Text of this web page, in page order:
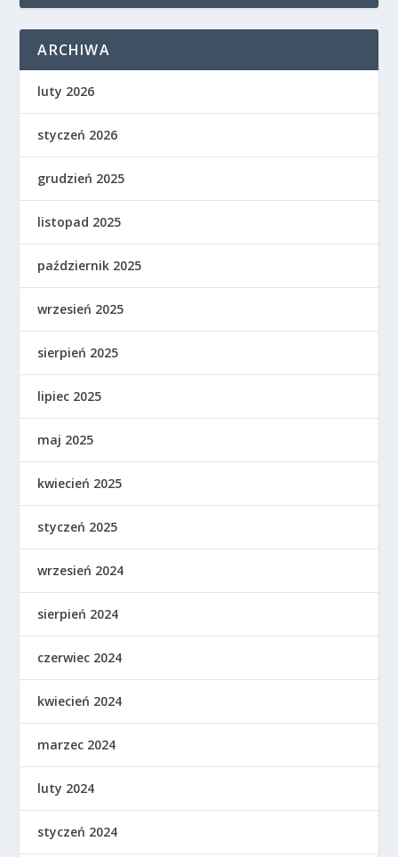
ARCHIWA
luty 2026
styczeń 2026
grudzień 2025
listopad 2025
październik 2025
wrzesień 2025
sierpień 2025
lipiec 2025
maj 2025
kwiecień 2025
styczeń 2025
wrzesień 2024
sierpień 2024
czerwiec 2024
kwiecień 2024
marzec 2024
luty 2024
styczeń 2024